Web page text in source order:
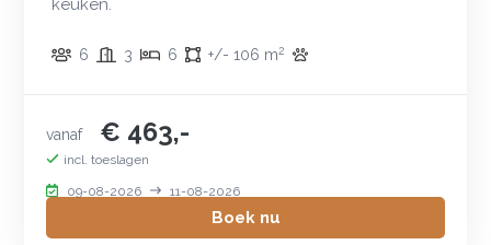
keuken.
6 3 6 +/- 106 m2
vanaf € 463,-
incl. toeslagen
09-08-2026 11-08-2026
Boek nu